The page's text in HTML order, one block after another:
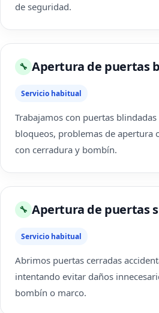
de seguridad.
🔧 Apertura de puertas
Servicio habitual
Trabajamos con puertas
bloqueos, problemas de apertura
con cerradura y bombín.
🔧 Apertura de puertas
Servicio habitual
Abrimos puertas cerradas
intentando evitar daños
bombín o marco.